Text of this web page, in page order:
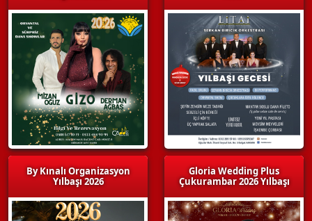
By Kınalı Organizasyon
Yılbaşı 2026
Gloria Wedding Plus
Çukurambar 2026 Yılbaşı